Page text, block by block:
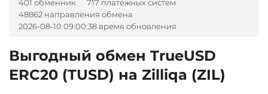
POL
Qtum
Ак Барс Банк RUB
Альфа-Банк
Беларусбанк BYN
401 обменник
717 платежных систем
48862 направления обмена
2026-08-10 09:00:38 время обновления
Выгодный обмен TrueUSD
ERC20 (TUSD) на Zilliqa (ZIL)